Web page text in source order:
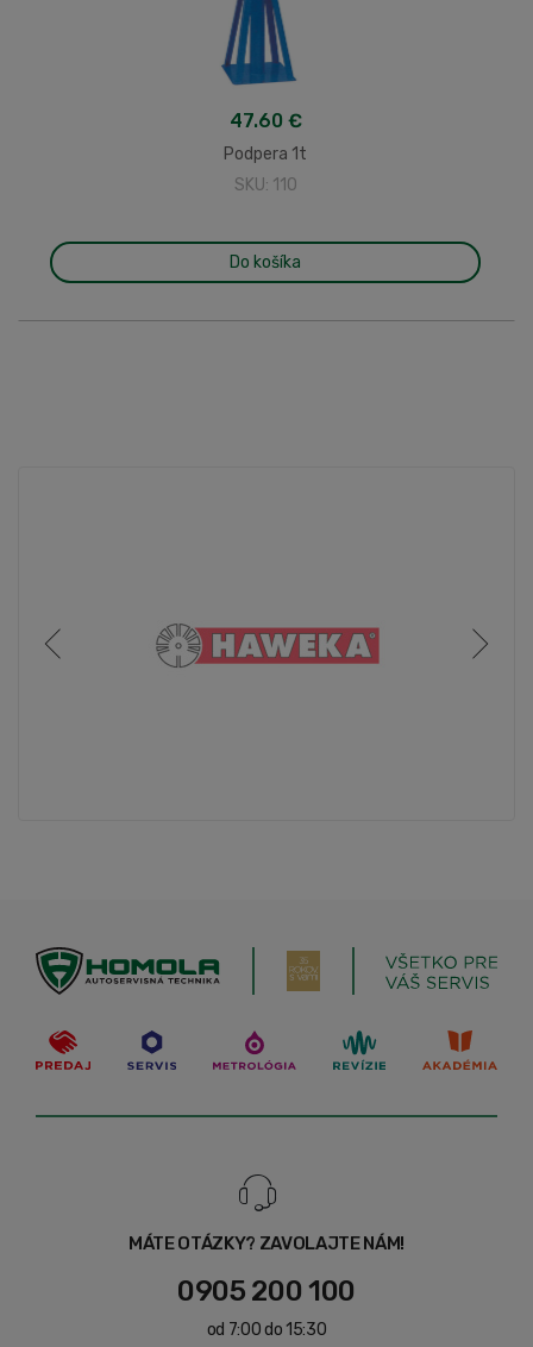
47.60 €
Podpera 1t
SKU: 110
Do košíka
MÁTE OTÁZKY? ZAVOLAJTE NÁM!
0905 200 100
od 7:00 do 15:30